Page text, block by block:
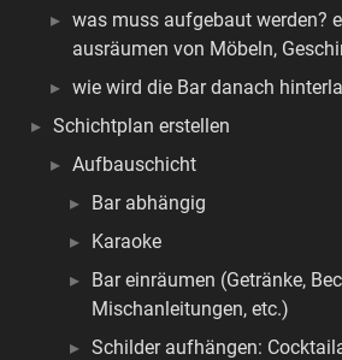
was muss aufgebaut werden?
ausräumen von Möbeln,
wie wird die Bar danach
Schichtplan erstellen
Aufbauschicht
Bar abhängig
Karaoke
Bar einräumen (Getränke,
Mischanleitungen, etc.)
Schilder aufhängen: